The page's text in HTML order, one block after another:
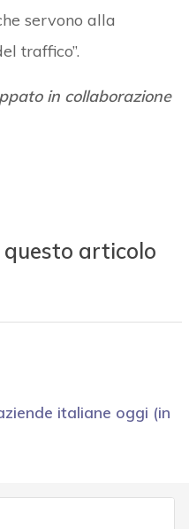
servono alla
traffico”.
in collaborazione
articolo
italiane oggi (in